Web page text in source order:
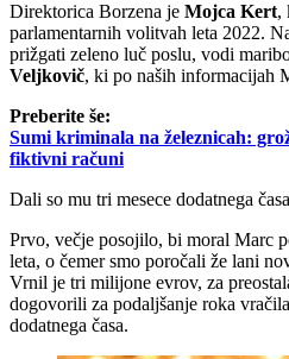
Direktorica Borzena je Mojca Kert,
parlamentarnih volitvah leta 2022.
prižgati zeleno luč poslu, vodi
Veljkovič, ki po naših informacijah
Preberite še:
Sumi kriminala na železnicah:
fiktivni računi
Dali so mu tri mesece dodatnega
Prvo, večje posojilo, bi moral Marc
leta, o čemer smo poročali že lani
Vrnil je tri milijone evrov, za
dogovorili za podaljšanje roka
dodatnega časa.